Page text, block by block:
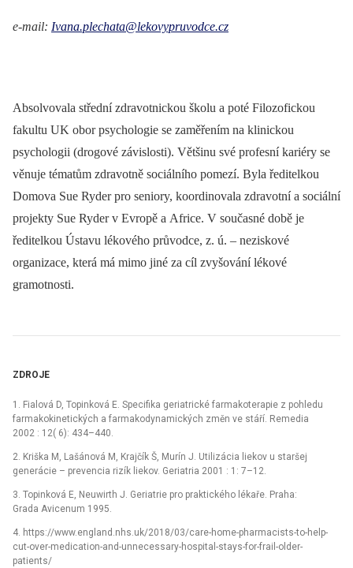
e-mail: Ivana.plechata@lekovypruvodce.cz
Absolvovala střední zdravotnickou školu a poté Filozofickou
fakultu UK obor psychologie se zaměřením na klinickou
psychologii (drogové závislosti). Většinu své profesní kariéry se
věnuje tématům zdravotně sociálního pomezí. Byla ředitelkou
Domova Sue Ryder pro seniory, koordinovala zdravotní a sociální
projekty Sue Ryder v Evropě a Africe. V současné době je
ředitelkou Ústavu lékového průvodce, z. ú. –⁠ neziskové
organizace, která má mimo jiné za cíl zvyšování lékové
gramotnosti.
ZDROJE
1. Fialová D, Topinková E. Specifika geriatrické farmakoterapie z pohledu
farmakokinetických a farmakodynamických změn ve stáří. Remedia
2002 : 12( 6): 434–440.
2. Kriška M, Lašánová M, Krajčík Š, Murín J. Utilizácia liekov u staršej
generácie –⁠ prevencia rizík liekov. Geriatria 2001 : 1: 7–12.
3. Topinková E, Neuwirth J. Geriatrie pro praktického lékaře. Praha:
Grada Avicenum 1995.
4. https://www.england.nhs.uk/2018/03/care-home-pharmacists-to-help-
cut-over-medication-and-unnecessary-hospital-stays-for-frail-older-
patients/